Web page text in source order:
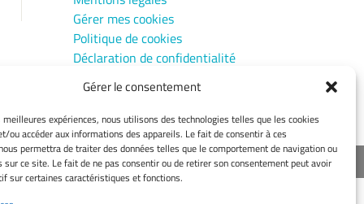
Gérer le consentement
expériences, nous utilisons des technologies telles que les cookies
ou accéder aux informations des appareils. Le fait de consentir à ces
permettra de traiter des données telles que le comportement de navigation ou
sur ce site. Le fait de ne pas consentir ou de retirer son consentement peut avoir
sur certaines caractéristiques et fonctions.
Gérer mes cookies
Politique de cookies
Déclaration de confidentialité
Avertissement
Cookie Policy (EU)